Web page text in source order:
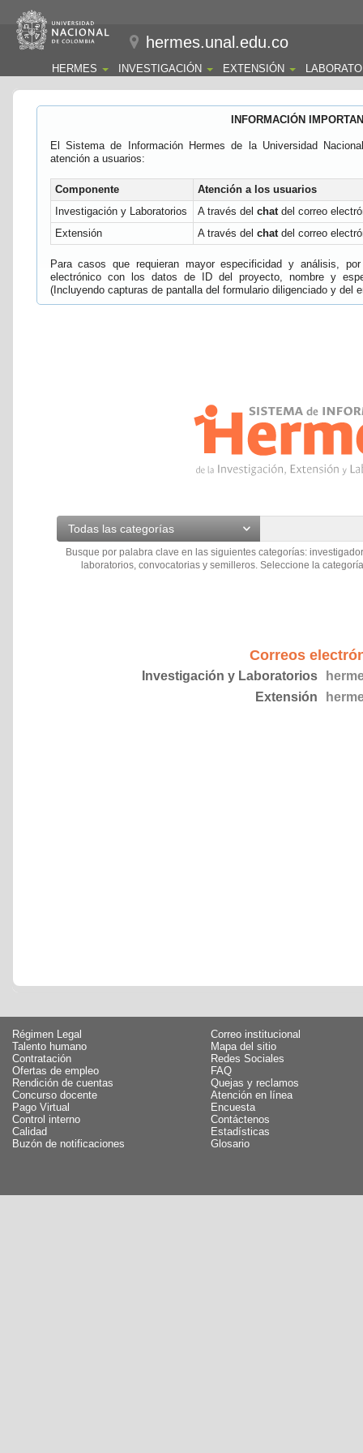
hermes.unal.edu.co
HERMES INVESTIGACIÓN EXTENSIÓN
INFORMACIÓN
El Sistema de Información Hermes de la Universidad
atención a usuarios:
Componente
Atención a los usuarios
Investigación y Laboratorios
A través del chatdel correo
Extensión
A través del chatdel correo
Para casos que requieran mayor especificidad y análisis,
electrónico con los datos de ID del proyecto, nombre y
(Incluyendo capturas de pantalla del formulario diligenciado y del
Todas las categorías
Busque por palabra clave en las siguientes categorías:
laboratorios, convocatorias y semilleros. Seleccione la
Correos
Investigación y Laboratorios
Extensión
Régimen Legal
Talento humano
Contratación
Ofertas de empleo
Rendición de cuentas
Concurso docente
Pago Virtual
Control interno
Calidad
Buzón de notificaciones
Correo institucional
Mapa del sitio
Redes Sociales
FAQ
Quejas y reclamos
Atención en línea
Encuesta
Contáctenos
Estadísticas
Glosario